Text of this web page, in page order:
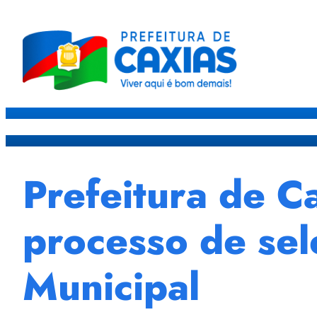
Prefeitura de
processo de
Municipal